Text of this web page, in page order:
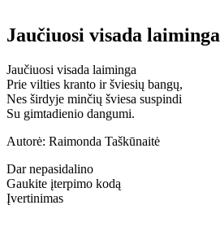
Jaučiuosi visada laiminga
Jaučiuosi visada laiminga
Prie vilties kranto ir šviesių bangų,
Nes širdyje minčių šviesa suspindi
Su gimtadienio dangumi.
Autorė: Raimonda Taškūnaitė
Dar nepasidalino
Gaukite įterpimo kodą
Įvertinimas